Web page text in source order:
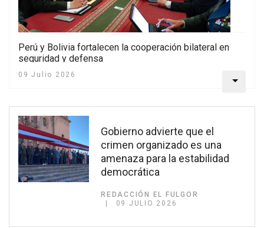
Perú y Bolivia fortalecen la cooperación bilateral en
seguridad y defensa
09 Julio 2026
Gobierno advierte que el
crimen organizado es una
amenaza para la estabilidad
democrática
REDACCIÓN EL FULGOR
09 JULIO 2026